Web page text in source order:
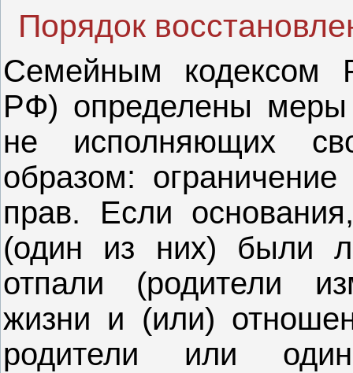
Порядок
Семейным кодексом
РФ) определены меры
не исполняющих
образом:
прав. Если
(один из них) были
отпали (родители
жизни и (или)
родители или